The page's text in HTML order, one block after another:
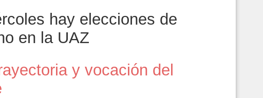
hay elecciones de
en la UAZ
y vocación del